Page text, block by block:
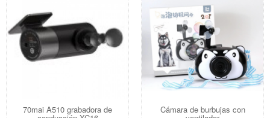
70mai A510 grabadora de Cámara de burbujas con